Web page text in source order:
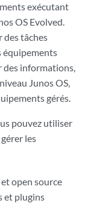
exécutant
OS Evolved.
tâches
équipements
des informations,
Junos OS,
gérés.
pouvez utiliser
les
open source
et plugins